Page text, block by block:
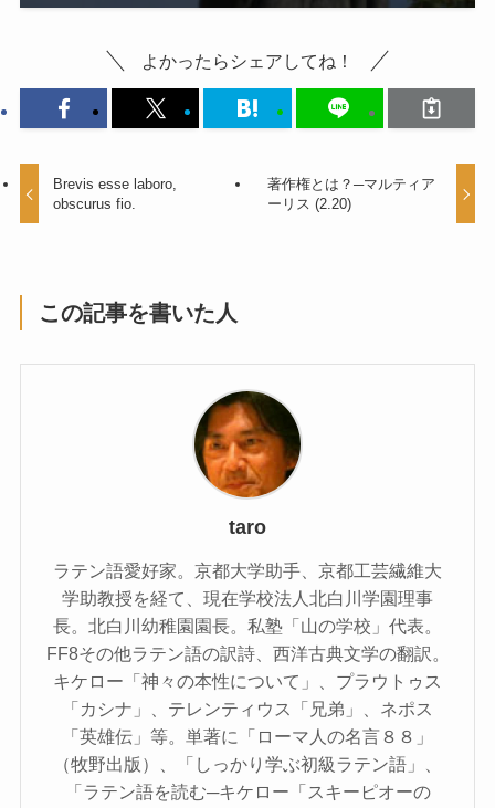
よかったらシェアしてね！
Brevis esse laboro,
obscurus fio.
著作権とは？─マルティア
ーリス (2.20)
この記事を書いた人
taro
ラテン語愛好家。京都大学助手、京都工芸繊維大
学助教授を経て、現在学校法人北白川学園理事
長。北白川幼稚園園長。私塾「山の学校」代表。
FF8その他ラテン語の訳詩、西洋古典文学の翻訳。
キケロー「神々の本性について」、プラウトゥス
「カシナ」、テレンティウス「兄弟」、ネポス
「英雄伝」等。単著に「ローマ人の名言８８」
（牧野出版）、「しっかり学ぶ初級ラテン語」、
「ラテン語を読む─キケロー「スキーピオーの